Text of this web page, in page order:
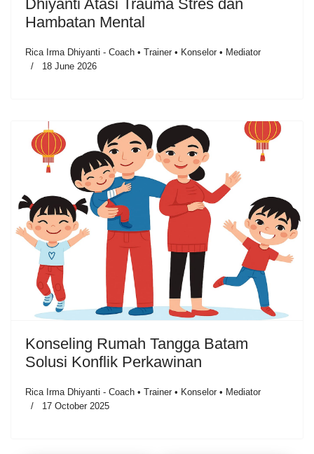
Dhiyanti Atasi Trauma Stres dan
Hambatan Mental
Rica Irma Dhiyanti - Coach • Trainer • Konselor • Mediator
18 June 2026
Konseling Rumah Tangga Batam
Solusi Konflik Perkawinan
Rica Irma Dhiyanti - Coach • Trainer • Konselor • Mediator
17 October 2025